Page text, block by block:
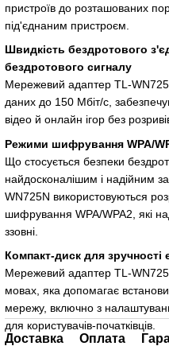
пристроїв до розташованих
під'єднаним пристроєм.
Швидкість бездротового
бездротового сигналу
Мережевий адаптер TL-
даних до 150 Мбіт/с,
відео й онлайн ігор без
Режими шифрування WPA/
Що стосується безпеки
найдосконалішим і надійним
WN725N використовуються
шифрування WPA/WPA2, які
ззовні.
Компакт-диск для зручності
Мережевий адаптер TL-
мовах, яка допомагає
мережу, включно з
для користувачів-початківців.
Доставка Оплата